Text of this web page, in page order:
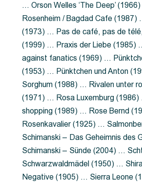
… Orson Welles ‘The Deep’
Rosenheim / Bagdad Cafe (1987)
(1973) … Pas de café, pas de
(1999) … Praxis der Liebe (1985)
against fanatics (1969) …
(1953) … Pünktchen und Anton
Sorghum (1988) … Rivalen unter
(1971) … Rosa Luxemburg
shopping (1989) … Rose Bernd
Rosenkavalier (1925) …
Schimanski – Das Geheimnis des
Schimanski – Sünde (2004) …
Schwarzwaldmädel (1950) …
Negative (1905) … Sierra Leone